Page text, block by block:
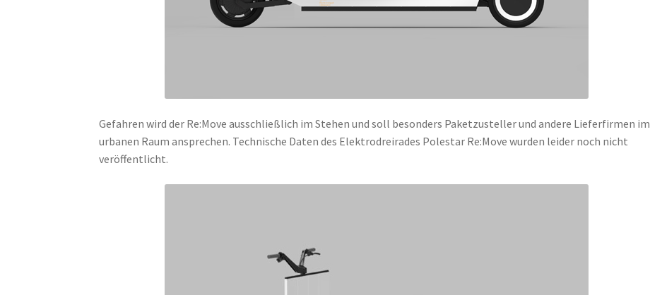
Gefahren wird der Re:Move ausschließlich im Stehen und soll besonders Paketzusteller und andere Lieferfirmen im
urbanen Raum ansprechen. Technische Daten des Elektrodreirades Polestar Re:Move wurden leider noch nicht
veröffentlicht.